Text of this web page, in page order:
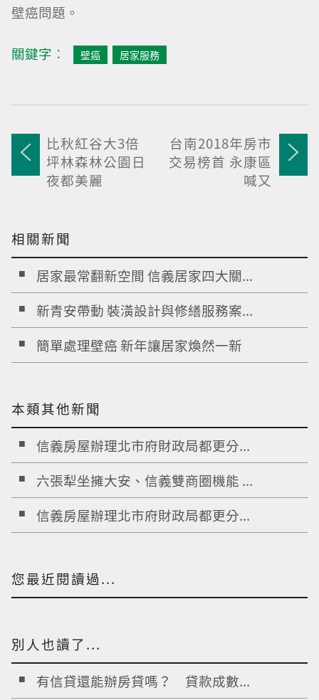
壁癌問題。
關鍵字︰ 壁癌 居家服務
比秋紅谷大3倍
坪林森林公園日
夜都美麗
台南2018年房市
交易榜首 永康區
喊又
相關新聞
居家最常翻新空間 信義居家四大關...
新青安帶動 裝潢設計與修繕服務案...
簡單處理壁癌 新年讓居家煥然一新
本類其他新聞
信義房屋辦理北市府財政局都更分...
六張犁坐擁大安、信義雙商圈機能 ...
信義房屋辦理北市府財政局都更分...
您最近閱讀過...
別人也讀了...
有信貸還能辦房貸嗎？ 貸款成數...